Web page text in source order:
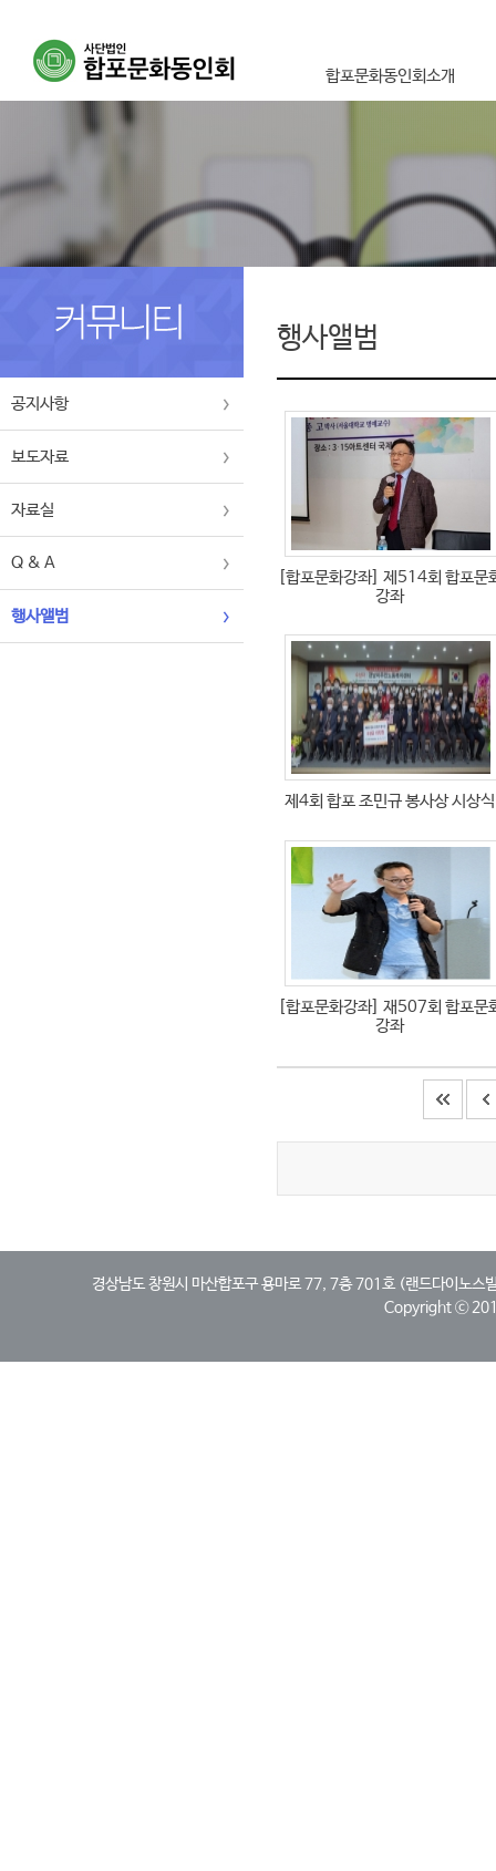
합포문화동인회소개
조직도
오시는길
공지사항
보도자료
자료실
Q & A
행사앨범
행사앨범
[합포문화강좌] 제514회 합포문
강좌
제4회 합포 조민규 봉사상 시상식
[합포문화강좌] 재507회 합포문
강좌
경상남도 창원시 마산합포구 용마로 77, 7층 701호 (랜드다
Copyright ⓒ